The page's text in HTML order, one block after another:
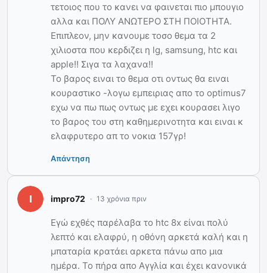
τετοιος που το κανει να φαινεται πιο μπουγιο
αλλα και ΠΟΛΥ ΑΝΩΤΕΡΟ ΣΤΗ ΠΟΙΟΤΗΤΑ.
Επιπλεον, μην κανουμε τοσο θεμα τα 2
χιλιοστα που κερδιζει η lg, samsung, htc και
apple!! Σιγα τα λαχανα!!
Το βαρος ειναι το θεμα οτι οντως θα ειναι
κουραστικο -λογω εμπειριας απο το optimus7
εχω να πω πως οντως με εχει κουρασει λιγο
το βαρος του στη καθημερινοτητα και ειναι κ
ελαφρυτερο απ το νοκια 157γρ!
Απάντηση
impro72 13 χρόνια πριν
Εγώ εχθές παρέλαβα το htc 8x είναι πολύ
λεπτό και ελαφρύ, η οθόνη αρκετά καλή και η
μπαταρία κρατάει αρκετα πάνω απο μια
ημέρα. Το πήρα απο Αγγλία και έχει κανονικά